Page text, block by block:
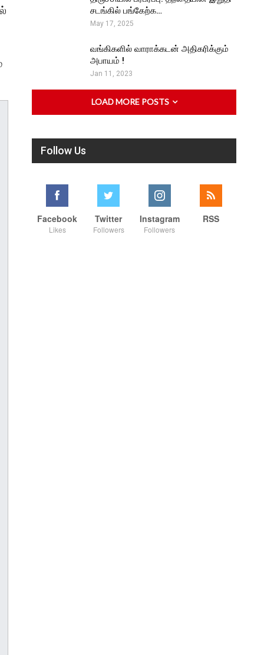
சடங்கில் பங்கேற்க…
May 17, 2025
வங்கிகளில் வாராக்கடன் அதிகரிக்கும்
அபாயம் !
Jan 11, 2023
LOAD MORE POSTS
Follow Us
Facebook
Likes
Twitter
Followers
Instagram
Followers
RSS